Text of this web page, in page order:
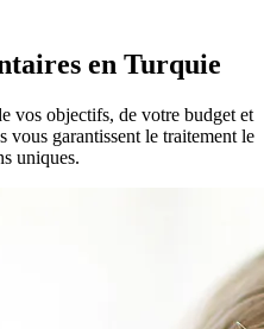
en Turquie
vos objectifs, de votre budget et
vous garantissent le traitement le
uniques.